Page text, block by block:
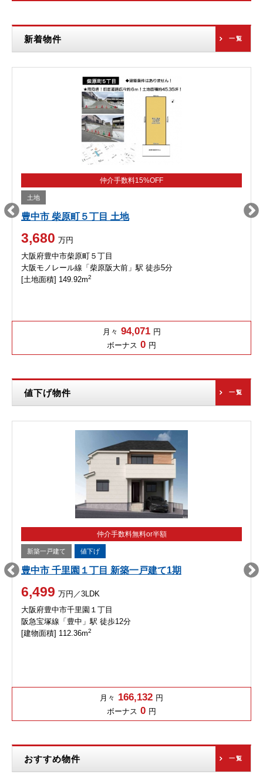
新着物件 一覧
仲介手数料15%OFF
土地
豊中市 柴原町５丁目 土地
3,680 万円
大阪府豊中市柴原町５丁目
大阪モノレール線「柴原阪大前」駅 徒歩5分
[土地面積] 149.92m2
月々 94,071 円
ボーナス 0 円
値下げ物件 一覧
仲介手数料無料or半額
新築一戸建て 値下げ
豊中市 千里園１丁目 新築一戸建て1期
6,499 万円／3LDK
大阪府豊中市千里園１丁目
阪急宝塚線「豊中」駅 徒歩12分
[建物面積] 112.36m2
月々 166,132 円
ボーナス 0 円
おすすめ物件 一覧